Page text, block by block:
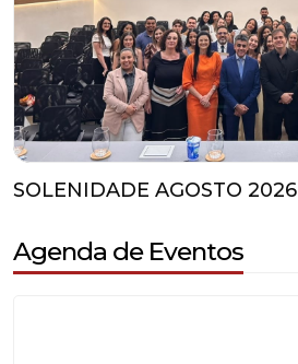
SOLENIDADE AGOSTO 2026
Agenda de Eventos